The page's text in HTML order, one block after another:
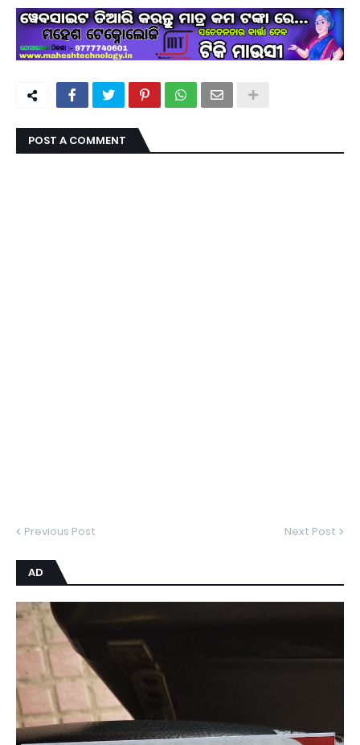
ସାପ କାମୁଡ଼ାରେ ନାବାଳିକାଙ୍କ ମୃତ୍ୟୁ, ପୋଲିସ ଭୂମିକାକୁ
ନେଇ ପ୍ରଶ୍ନ ।
ଆବାସିକ ବିଦ୍ୟାଳୟରେ ହିଂସା! ନଡ଼ିଆ ବାହୁଙ୍ଗା ରେ 20ରୁ
ଉର୍ଦ୍ଧ ଛାତ୍ରଙ୍କୁ ମାଡ, ବିଭାଗୀୟ ତଦନ୍ତ ଆରମ୍ଭ l
POST A COMMENT
Previous Post Next Post
AD